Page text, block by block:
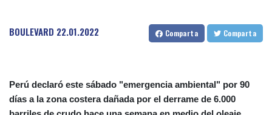
CVE 110.26363
DOP 67.289164
DZD 152.967099
BOULEVARD 22.01.2022 Comparta Comparta
Perú declaró este sábado "emergencia ambiental" por 90
días a la zona costera dañada por el derrame de 6.000